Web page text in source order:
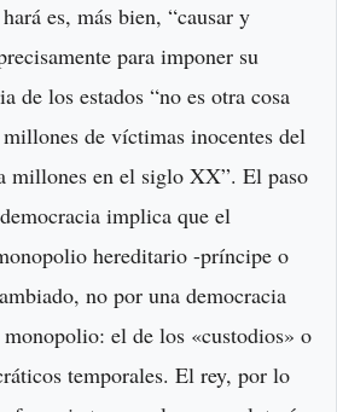
es, más bien, “causar y
para imponer su
de los estados “no es otra cosa
de víctimas inocentes del
millones en el siglo XX”. El paso
implica que el
hereditario -príncipe o
no por una democracia
el de los «custodios» o
temporales. El rey, por lo